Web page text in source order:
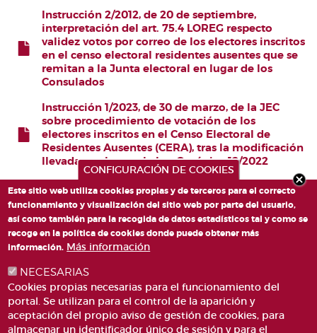
FICHERO
Instrucción 2/2012, de 20 de septiembre,
interpretación del art. 75.4 LOREG respecto
validez votos por correo de los electores inscritos
en el censo electoral residentes ausentes que se
remitan a la Junta electoral en lugar de los
Consulados
FICHERO
Instrucción 1/2023, de 30 de marzo, de la JEC
sobre procedimiento de votación de los
electores inscritos en el Censo Electoral de
Residentes Ausentes (CERA), tras la modificación
llevada a cabo por la Ley Orgánica 12/2022
CONFIGURACIÓN DE COOKIES
Este sitio web utiliza cookies propias y de terceros para el correcto
funcionamiento y visualización del sitio web por parte del usuario,
así como también para la recogida de datos estadísticos tal y como se
recoge en la política de cookies donde puede obtener más
información. Más información
NECESARIAS
Cookies propias necesarias para el funcionamiento del
portal. Se utilizan para el control de la aparición y
aceptación del propio aviso de gestión de cookies, para
almacenar un identificador único de sesión y para el